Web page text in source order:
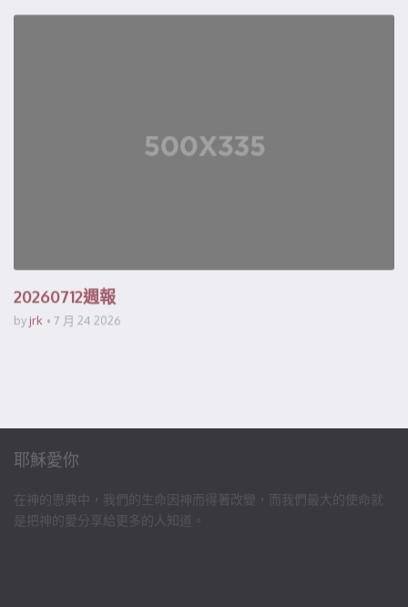
20260712週報
byjrk 7 月 24 2026
耶穌愛你
在神的恩典中，我們的生命因神而得著改變，而我們最大的使命就
是把神的愛分享給更多的人知道。